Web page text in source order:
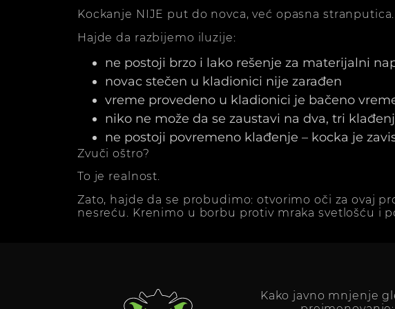
Kockanje NIJE put do novca, već opasna stranputica.
Hajde da razbijemo iluzije:
ne postoji brzo i lako rešenje za materijalni
novac stečen u kladionici nije zarađen
vreme provedeno u kladionici je bačeno
niko ne može da se zaustavi na dva, tri
ne postoji povremeno klađenje – kocka je
Zvuči oštro?
To je realnost.
Zato, hajde da se probudimo: otvorimo oči za ovaj
nesreću. Krenimo u borbu protiv mraka svetlošću i
Kako javno mnjenje